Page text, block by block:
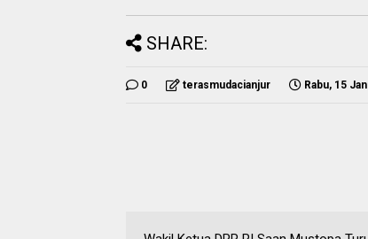
SHARE:
0 terasmudacianjur Rabu, 15